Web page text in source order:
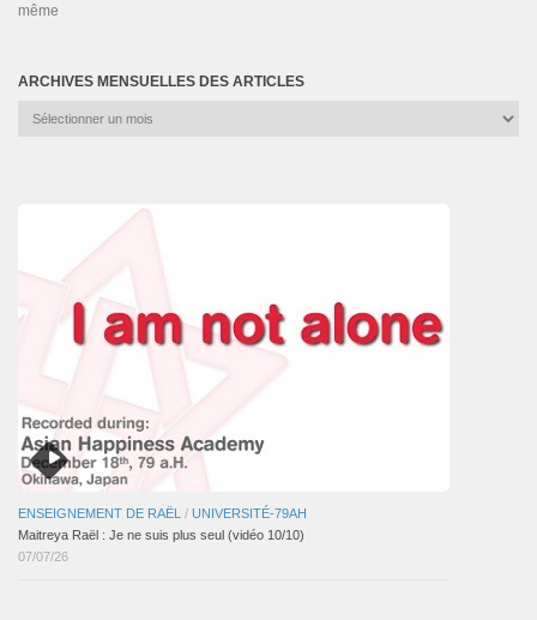
même
ARCHIVES MENSUELLES DES ARTICLES
Archives
ENSEIGNEMENT DE RAËL / UNIVERSITÉ-79AH
Maitreya Raël : Je ne suis plus seul (vidéo 10/10)
07/07/26